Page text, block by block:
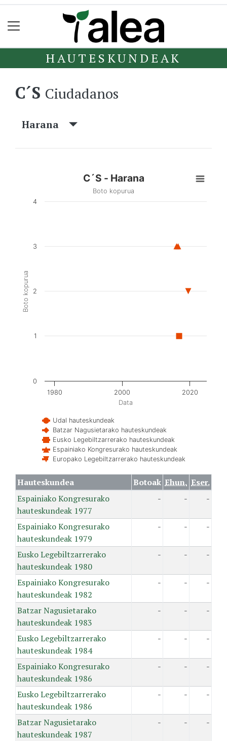
HAUTESKUNDEAK
C´S Ciudadanos
Harana
Data
Boto kopurua
C´S - Harana
Boto kopurua
Udal hauteskundeak
Batzar Nagusietarako hauteskundeak
Eusko Legebiltzarrerako hauteskundeak
Espainiako Kongresurako hauteskundeak
Europako Legebiltzarrerako hauteskundeak
1980 2000 2020
0
1
2
3
4
Hauteskundea Botoak Ehun. Eser.
Espainiako Kongresurako
hauteskundeak 1977
- - -
Espainiako Kongresurako
hauteskundeak 1979
- - -
Eusko Legebiltzarrerako
hauteskundeak 1980
- - -
Espainiako Kongresurako
hauteskundeak 1982
- - -
Batzar Nagusietarako
hauteskundeak 1983
- - -
Eusko Legebiltzarrerako
hauteskundeak 1984
- - -
Espainiako Kongresurako
hauteskundeak 1986
- - -
Eusko Legebiltzarrerako
hauteskundeak 1986
- - -
Batzar Nagusietarako
hauteskundeak 1987
- - -